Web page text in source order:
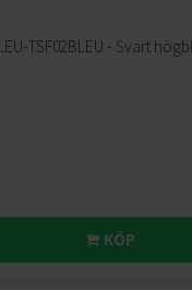
TSF02BLEU - Svart
KÖP